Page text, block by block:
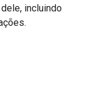
incluindo